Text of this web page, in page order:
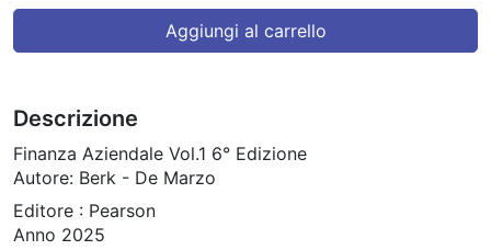
Aggiungi al carrello
Descrizione
Finanza Aziendale Vol.1 6° Edizione
Autore: Berk - De Marzo
Editore : Pearson
Anno 2025